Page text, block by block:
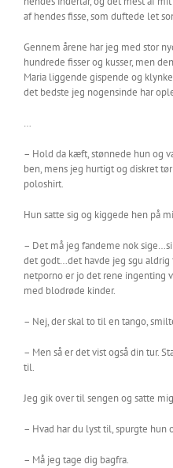
af hendes fisse, som duftede let
Gennem årene har jeg med stor
hundrede fisser og kusser, men
Maria liggende gispende og
det bedste jeg nogensinde har
…
– Hold da kæft, stønnede hun og
ben, mens jeg hurtigt og diskret
poloshirt.
Hun satte sig og kiggede hen på
– Det må jeg fandeme nok
det godt…det havde jeg sgu
netporno er jo det rene ingenting
med blodrøde kinder.
– Nej, der skal to til en tango,
– Men så er det vist også din tur.
til.
Jeg gik over til sengen og satte
– Hvad har du lyst til, spurgte hun
– Må jeg tage dig bagfra.